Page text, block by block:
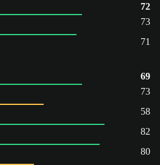
72
73
71
69
73
58
82
80